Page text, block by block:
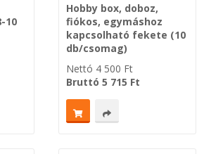
10
Hobby box, doboz,
fiókos, egymáshoz
kapcsolható fekete (10
db/csomag)
Nettó 4 500 Ft
Bruttó5 715 Ft